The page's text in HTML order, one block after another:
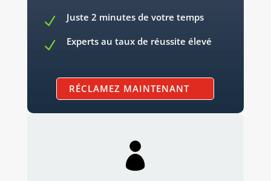
N Juste 2 minutes de votre temps
N Experts au taux de réussite élevé
RÉCLAMEZ MAINTENANT
